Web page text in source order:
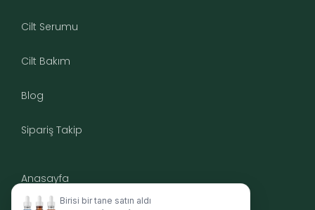
Cilt Serumu
Cilt Bakım
Blog
Sipariş Takip
Anasayfa
Birisi bir tane satın aldı